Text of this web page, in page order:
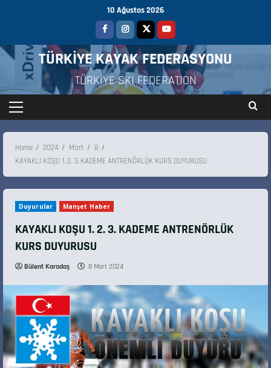
10 Ağustos 2026
TÜRKİYE KAYAK FEDERASYONU
TÜRKİYE SKI FEDERATION
Home 2024 Mart
8
KAYAKLI KOŞU 1. 2. 3. KADEME ANTRENÖRLÜK KURS DUYURUSU
Duyurular Manşet Haber
KAYAKLI KOŞU 1. 2. 3. KADEME ANTRENÖRLÜK
KURS DUYURUSU
Bülent Karadaş 8 Mart 2024